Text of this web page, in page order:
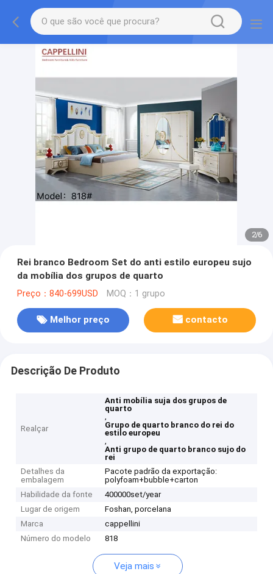
2/6
Rei branco Bedroom Set do anti estilo europeu sujo
da mobília dos grupos de quarto
Preço：840-699USD MOQ：1 grupo
Melhor preço contacto
Descrição De Produto
Realçar
Anti mobília suja dos grupos de
quarto
,
Grupo de quarto branco do rei do
estilo europeu
,
Anti grupo de quarto branco sujo do
rei
Detalhes da
embalagem
Pacote padrão da exportação:
polyfoam+bubble+carton
Habilidade da fonte
400000set/year
Lugar de origem
Foshan, porcelana
Marca
cappellini
Número do modelo
818
Veja mais